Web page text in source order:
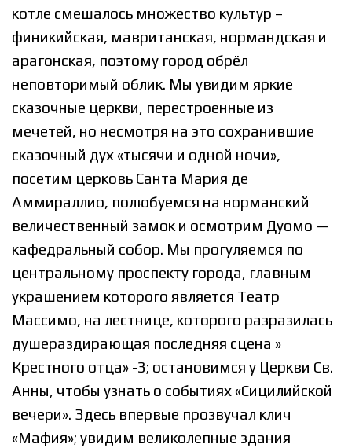
котле смешалось множество культур –
финикийская, мавританская, нормандская и
арагонская, поэтому город обрёл
неповторимый облик. Мы увидим яркие
сказочные церкви, перестроенные из
мечетей, но несмотря на это сохранившие
сказочный дух «тысячи и одной ночи»,
посетим церковь Санта Мария де
Аммираллио, полюбуемся на норманский
величественный замок и осмотрим Дуомо —
кафедральный собор. Мы прогуляемся по
центральному проспекту города, главным
украшением которого является Театр
Массимо, на лестнице, которого разразилась
душераздирающая последняя сцена »
Крестного отца» -3; остановимся у Церкви Св.
Анны, чтобы узнать о событиях «Сицилийской
вечери». Здесь впервые прозвучал клич
«Мафия»; увидим великолепные здания